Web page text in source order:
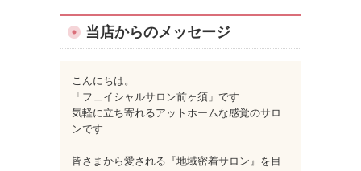
当店からのメッセージ
こんにちは。
「フェイシャルサロン前ヶ須」です
気軽に立ち寄れるアットホームな感覚のサロ
ンです
皆さまから愛される『地域密着サロン』を目